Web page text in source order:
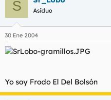
S Asiduo
30 Ene 2004
Yo soy Frodo El Del Bolsón